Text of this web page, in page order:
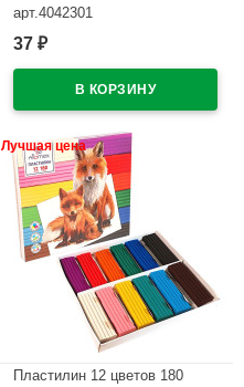
арт.4042301
В наличии
37 ₽
Лучшая цена
Пластилин 12 цветов 180